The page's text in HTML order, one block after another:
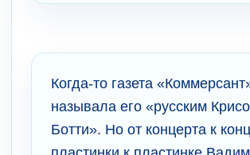
Когда-то газета
называла его «русским
Ботти». Но от концерта к